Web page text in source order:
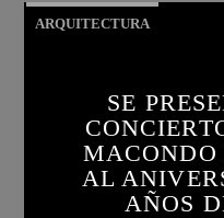
ARQUITECTURA
SE
MACONDO
AL
AÑOS